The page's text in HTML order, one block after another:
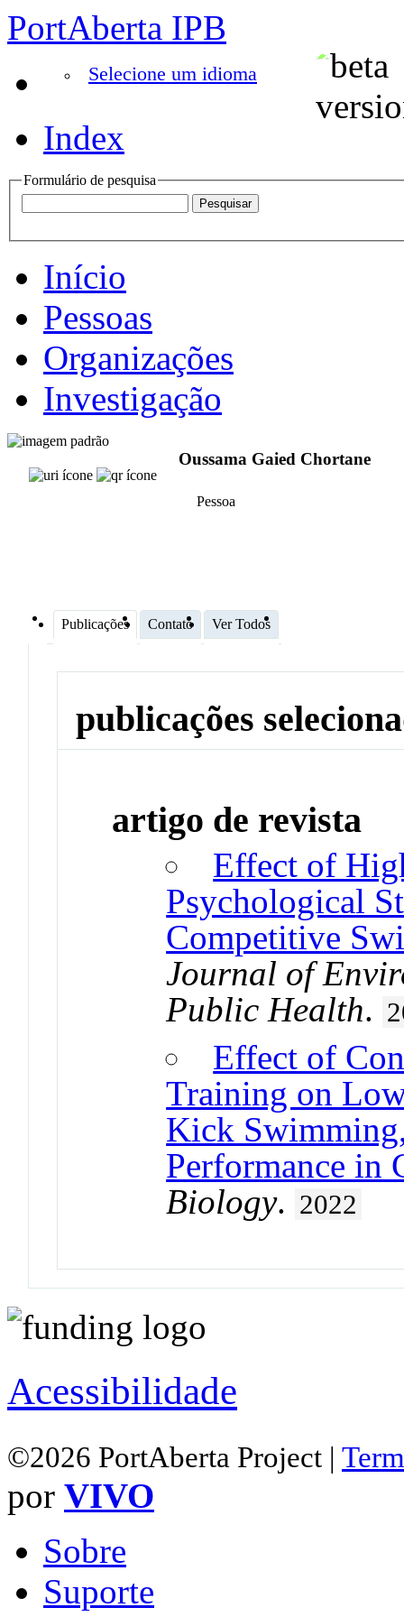
PortAberta IPB
Selecione um idioma
Index
Formulário de pesquisa
Início
Pessoas
Organizações
Investigação
Oussama Gaied Chortane
Pessoa
Publicações Contato Ver Todos
publicações
artigo de revista
Effect of
Psychological
Competitive
Journal of
Public Health.
Effect of
Training on
Kick
Performance in
Biology. 2022
Acessibilidade
©2026 PortAberta Project |
por VIVO
Sobre
Suporte